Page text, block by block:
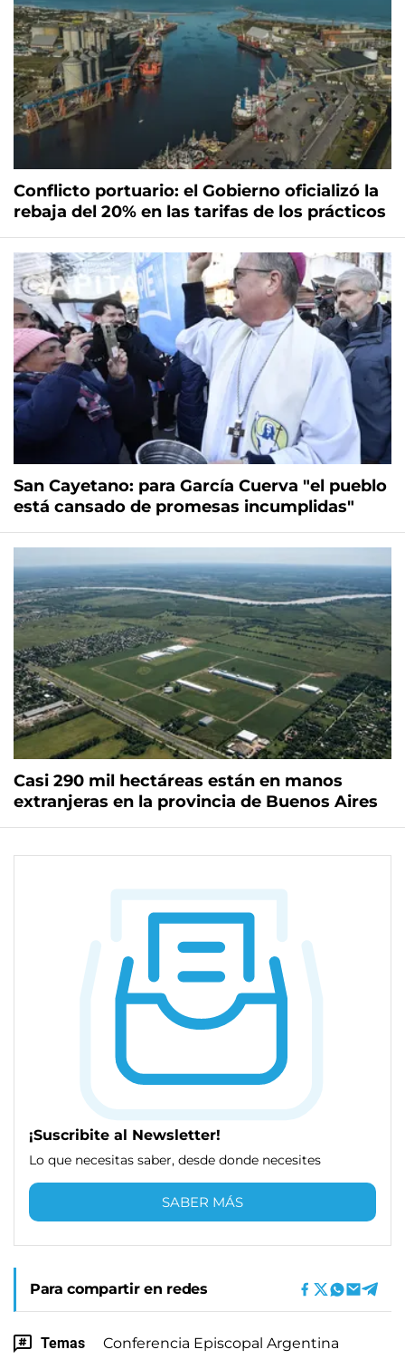
Conflicto portuario: el Gobierno oficializó la
rebaja del 20% en las tarifas de los prácticos
San Cayetano: para García Cuerva "el pueblo
está cansado de promesas incumplidas"
Casi 290 mil hectáreas están en manos
extranjeras en la provincia de Buenos Aires
¡Suscribite al Newsletter!
Lo que necesitas saber, desde donde necesites
SABER MÁS
Para compartir en redes
Temas Conferencia Episcopal Argentina